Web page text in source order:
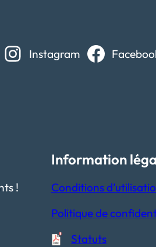
Instagram
!
Information
Conditions
Politique de
Statuts